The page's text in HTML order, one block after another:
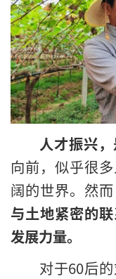
人才振兴
向前，似乎很
阔的世界。然而
与土地紧密的
发展力量。
对于60后